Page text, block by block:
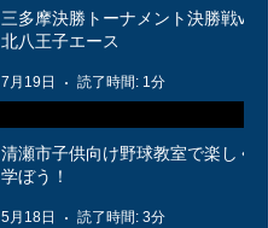
三多摩決勝トーナメント決勝戦vs
北八王子エース
7月19日 読了時間: 1分
清瀬市子供向け野球教室で楽しく
学ぼう！
5月18日 読了時間: 3分